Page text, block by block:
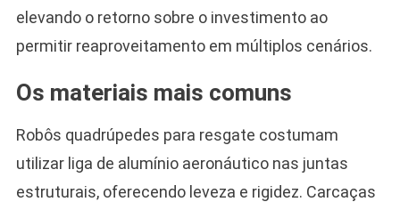
elevando o retorno sobre o investimento ao
permitir reaproveitamento em múltiplos cenários.
Os materiais mais comuns
Robôs quadrúpedes para resgate costumam
utilizar liga de alumínio aeronáutico nas juntas
estruturais, oferecendo leveza e rigidez. Carcaças